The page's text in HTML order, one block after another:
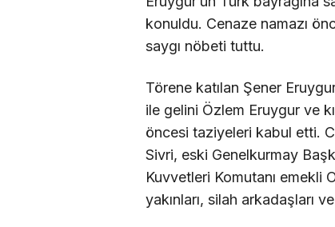
konuldu. Cenaze namazı
saygı nöbeti tuttu.
Törene katılan Şener
ile gelini Özlem Eruygur ve
öncesi taziyeleri kabul etti.
Sivri, eski Genelkurmay
Kuvvetleri Komutanı emekli
yakınları, silah arkadaşları